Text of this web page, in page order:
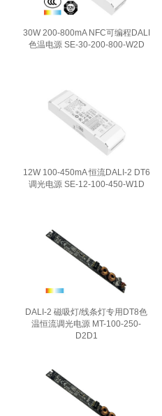
30W 200-800mA NFC可编程DALI
色温电源 SE-30-200-800-W2D
12W 100-450mA 恒流DALI-2 DT6
调光电源 SE-12-100-450-W1D
DALI-2 磁吸灯/线条灯专用DT8色
温恒流调光电源 MT-100-250-
D2D1